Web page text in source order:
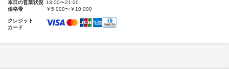
本日の営業状況 13:00〜21:00
価格帯
￥5,000〜￥10,000
クレジット
カード